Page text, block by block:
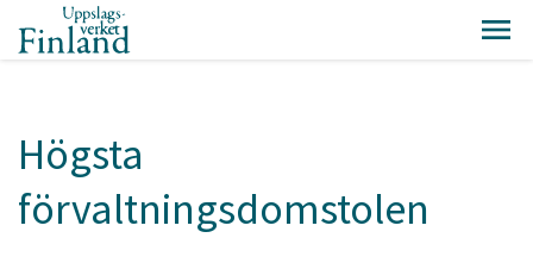
Högsta
förvaltningsdomstolen